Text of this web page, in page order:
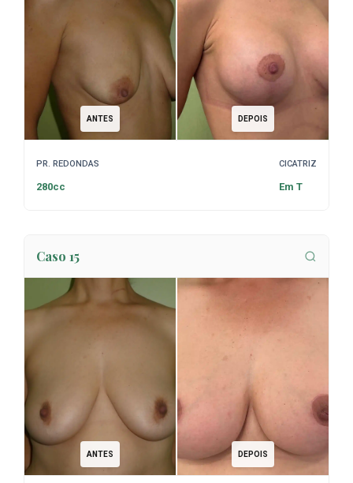
ANTES DEPOIS
PR. REDONDAS
280cc
CICATRIZ
Em T
Caso 15
ANTES DEPOIS